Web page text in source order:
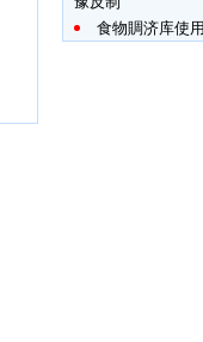
食物賙济库使